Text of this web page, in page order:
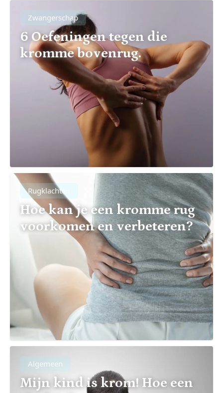
Zwangerschap
6 Oefeningen tegen die
kromme bovenrug.
Rugklachten
Hoe kan je een kromme rug
voorkomen en verbeteren?
Algemeen
Mijn kind is krom! Hoe een